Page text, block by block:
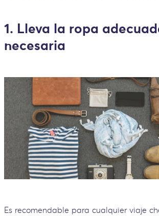
1. Lleva la ropa
necesaria
Es recomendable para cualquier viaje